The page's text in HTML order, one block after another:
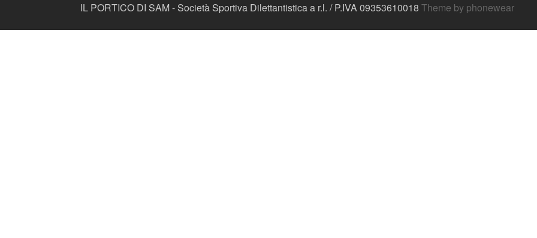
IL PORTICO DI SAM - Società Sportiva Dilettantistica a r.l. / P.IVA 09353610018 Theme by phonewear